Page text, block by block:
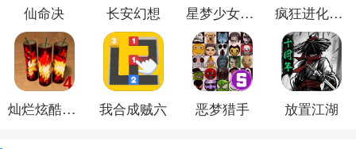
仙命决 长安幻想 星梦少女换装 疯狂进化防卫战
灿烂炫酷模拟器 我合成贼六 恶梦猎手 放置江湖